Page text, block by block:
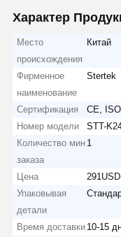
Характер
Место
происхождения
Китай
Фирменное
наименование
Stertek
Сертификация
CE,
Номер модели
STT-
Количество мин
заказа
1
Цена
Упаковывая
детали
Время доставки 10-15